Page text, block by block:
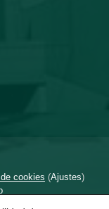
cookies (Ajustes)